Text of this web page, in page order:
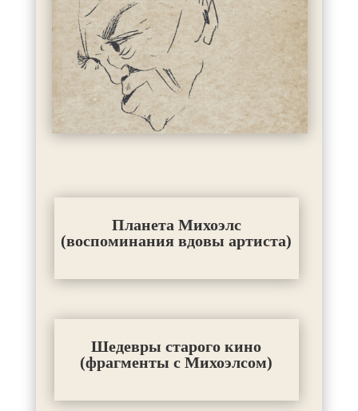
Планета Михоэлс
(воспоминания вдовы артиста)
Шедевры старого кино
(фрагменты с Михоэлсом)